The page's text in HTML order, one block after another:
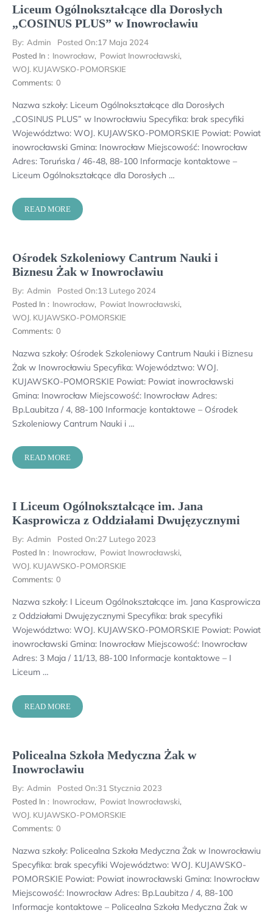
Liceum Ogólnokształcące dla Dorosłych
„COSINUS PLUS” w Inowrocławiu
By: Admin Posted On:17 Maja 2024
Posted In : Inowrocław, Powiat Inowrocławski,
WOJ. KUJAWSKO-POMORSKIE
Comments: 0
Nazwa szkoły: Liceum Ogólnokształcące dla Dorosłych
„COSINUS PLUS” w Inowrocławiu Specyfika: brak specyfiki
Województwo: WOJ. KUJAWSKO-POMORSKIE Powiat: Powiat
inowrocławski Gmina: Inowrocław Miejscowość: Inowrocław
Adres: Toruńska / 46-48, 88-100 Informacje kontaktowe –
Liceum Ogólnokształcące dla Dorosłych …
READ MORE
Ośrodek Szkoleniowy Cantrum Nauki i
Biznesu Żak w Inowrocławiu
By: Admin Posted On:13 Lutego 2024
Posted In : Inowrocław, Powiat Inowrocławski,
WOJ. KUJAWSKO-POMORSKIE
Comments: 0
Nazwa szkoły: Ośrodek Szkoleniowy Cantrum Nauki i Biznesu
Żak w Inowrocławiu Specyfika: Województwo: WOJ.
KUJAWSKO-POMORSKIE Powiat: Powiat inowrocławski
Gmina: Inowrocław Miejscowość: Inowrocław Adres:
Bp.Laubitza / 4, 88-100 Informacje kontaktowe – Ośrodek
Szkoleniowy Cantrum Nauki i …
READ MORE
I Liceum Ogólnokształcące im. Jana
Kasprowicza z Oddziałami Dwujęzycznymi
By: Admin Posted On:27 Lutego 2023
Posted In : Inowrocław, Powiat Inowrocławski,
WOJ. KUJAWSKO-POMORSKIE
Comments: 0
Nazwa szkoły: I Liceum Ogólnokształcące im. Jana Kasprowicza
z Oddziałami Dwujęzycznymi Specyfika: brak specyfiki
Województwo: WOJ. KUJAWSKO-POMORSKIE Powiat: Powiat
inowrocławski Gmina: Inowrocław Miejscowość: Inowrocław
Adres: 3 Maja / 11/13, 88-100 Informacje kontaktowe – I
Liceum …
READ MORE
Policealna Szkoła Medyczna Żak w
Inowrocławiu
By: Admin Posted On:31 Stycznia 2023
Posted In : Inowrocław, Powiat Inowrocławski,
WOJ. KUJAWSKO-POMORSKIE
Comments: 0
Nazwa szkoły: Policealna Szkoła Medyczna Żak w Inowrocławiu
Specyfika: brak specyfiki Województwo: WOJ. KUJAWSKO-
POMORSKIE Powiat: Powiat inowrocławski Gmina: Inowrocław
Miejscowość: Inowrocław Adres: Bp.Laubitza / 4, 88-100
Informacje kontaktowe – Policealna Szkoła Medyczna Żak w